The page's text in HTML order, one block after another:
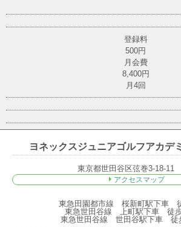
登録料
500円
月会費
8,400円
月4回
ヨネックスジュニアゴルフアカ
東京都世田谷区弦巻3-18-11
アクセスマップ
東急田園都市線 桜新町駅下車
東急世田谷線 上町駅下車 徒
東急世田谷線 世田谷駅下車 徒